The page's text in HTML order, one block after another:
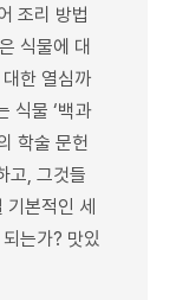
조리 방법
식물에 대
한 열심까
식물 ‘백과
학술 문헌
고, 그것들
본적인 세
는가? 맛있